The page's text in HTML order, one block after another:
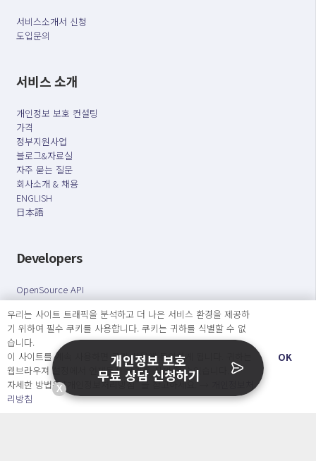
서비스소개서 신청
도입문의
서비스 소개
개인정보 보호 컨설팅
가격
정부지원사업
블로그&자료실
자주 묻는 질문
회사소개 & 채용
ENGLISH
日本語
Developers
OpenSource API
오늘보다 더 나은 내일을 만드는 사람들
개인정보처리방침|서비스 이용약관
○ 개인정보보호 컴플라이언스를 선도하겠습니다.
○ 정보주체의 권리를 보장하겠습니다.
○ 기업의 개인정보보호를 위한 효율적 관리를 보장하겠습니다.
우리는 사이트 트래픽을 분석하고 더 나은 서비스 환경을 제공하
기 위하여 필수 쿠키를 사용합니다. 쿠키는 귀하를 식별할 수 없
습니다.
이 사이트를 계속 사용하면 쿠키 사용에 동의하게 됩니다. 귀하는
웹브라우져 설정에서 언제든지 쿠키를 삭제 할 수있습니다.
자세한 방법은 “개인정보처리방침” 을 참고하세요. →
리방침
OK
X
개인정보 보호
무료 상담 신청하기